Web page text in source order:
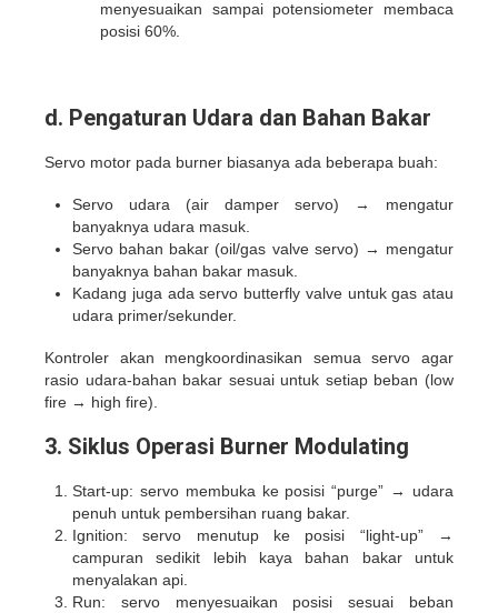
menyesuaikan sampai potensiometer membaca
posisi 60%.
d. Pengaturan Udara dan Bahan Bakar
Servo motor pada burner biasanya ada beberapa buah:
Servo udara (air damper servo) → mengatur
banyaknya udara masuk.
Servo bahan bakar (oil/gas valve servo) → mengatur
banyaknya bahan bakar masuk.
Kadang juga ada servo butterfly valve untuk gas atau
udara primer/sekunder.
Kontroler akan mengkoordinasikan semua servo agar
rasio udara-bahan bakar sesuai untuk setiap beban (low
fire → high fire).
3. Siklus Operasi Burner Modulating
Start-up: servo membuka ke posisi “purge” → udara
penuh untuk pembersihan ruang bakar.
Ignition: servo menutup ke posisi “light-up” →
campuran sedikit lebih kaya bahan bakar untuk
menyalakan api.
Run: servo menyesuaikan posisi sesuai beban